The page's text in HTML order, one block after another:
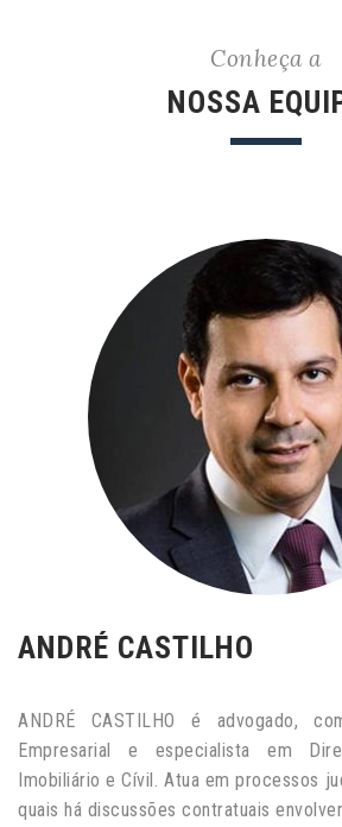
Conheça a
NOSSA
ANDRÉ CASTILHO
ANDRÉ CASTILHO é advogado,
Empresarial e especialista em
Imobiliário e Cívil. Atua em processos
quais há discussões contratuais